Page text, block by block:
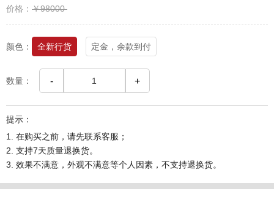
价格： ￥98000
颜色： 全新行货 定金，余款到付
数量： - +
提示：
1. 在购买之前，请先联系客服；
2. 支持7天质量退换货。
3. 效果不满意，外观不满意等个人因素，不支持退换货。